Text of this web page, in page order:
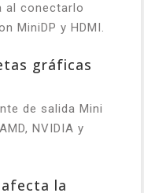
al conectarlo
MiniDP y HDMI.
gráficas
de salida Mini
NVIDIA y
la